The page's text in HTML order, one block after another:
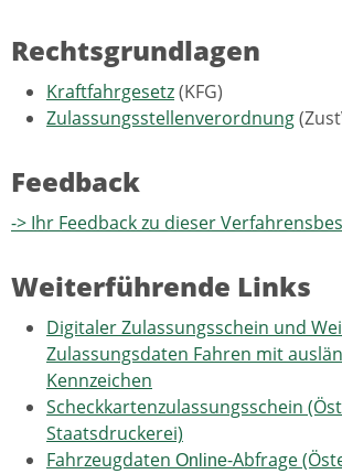
Rechtsgrundlagen
Kraftfahrgesetz(KFG)
Zulassungsstellenverordnung
Feedback
-> Ihr Feedback zu dieser
Weiterführende Links
Digitaler Zulassungsschein und
Zulassungsdaten Fahren mit
Kennzeichen
Scheckkartenzulassungsschein
Staatsdruckerei)
Fahrzeugdaten Online-Abfrage